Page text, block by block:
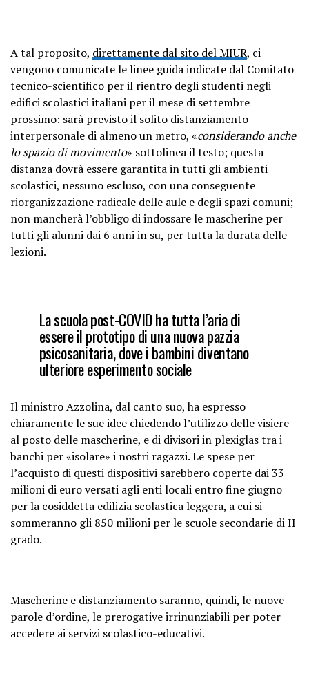
A tal proposito, direttamente dal sito del MIUR, ci
vengono comunicate le linee guida indicate dal Comitato
tecnico-scientifico per il rientro degli studenti negli
edifici scolastici italiani per il mese di settembre
prossimo: sarà previsto il solito distanziamento
interpersonale di almeno un metro, «considerando anche
lo spazio di movimento» sottolinea il testo; questa
distanza dovrà essere garantita in tutti gli ambienti
scolastici, nessuno escluso, con una conseguente
riorganizzazione radicale delle aule e degli spazi comuni;
non mancherà l’obbligo di indossare le mascherine per
tutti gli alunni dai 6 anni in su, per tutta la durata delle
lezioni.
La scuola post-COVID ha tutta l’aria di
essere il prototipo di una nuova pazzia
psicosanitaria, dove i bambini diventano
ulteriore esperimento sociale
Il ministro Azzolina, dal canto suo, ha espresso
chiaramente le sue idee chiedendo l’utilizzo delle visiere
al posto delle mascherine, e di divisori in plexiglas tra i
banchi per «isolare» i nostri ragazzi. Le spese per
l’acquisto di questi dispositivi sarebbero coperte dai 33
milioni di euro versati agli enti locali entro fine giugno
per la cosiddetta edilizia scolastica leggera, a cui si
sommeranno gli 850 milioni per le scuole secondarie di II
grado.
Mascherine e distanziamento saranno, quindi, le nuove
parole d’ordine, le prerogative irrinunziabili per poter
accedere ai servizi scolastico-educativi.